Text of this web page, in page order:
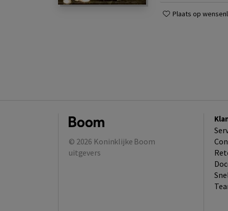
Plaats op
© 2026 Koninklijke Boom
uitgevers